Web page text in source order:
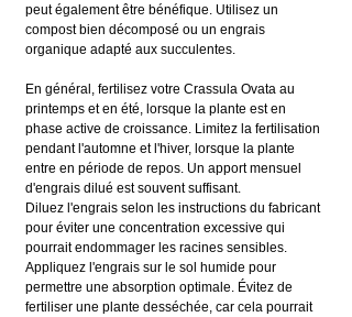
peut également être bénéfique. Utilisez un
compost bien décomposé ou un engrais
organique adapté aux succulentes.
En général, fertilisez votre Crassula Ovata au
printemps et en été, lorsque la plante est en
phase active de croissance. Limitez la fertilisation
pendant l'automne et l'hiver, lorsque la plante
entre en période de repos. Un apport mensuel
d'engrais dilué est souvent suffisant.
Diluez l'engrais selon les instructions du fabricant
pour éviter une concentration excessive qui
pourrait endommager les racines sensibles.
Appliquez l'engrais sur le sol humide pour
permettre une absorption optimale. Évitez de
fertiliser une plante desséchée, car cela pourrait